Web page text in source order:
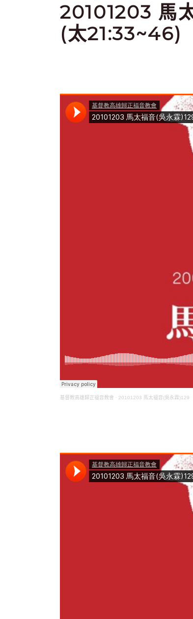
20101203 馬
(太21:33~46)
基督教高雄歸正福音教會 · 20101203 馬太福音(吳永霖)129